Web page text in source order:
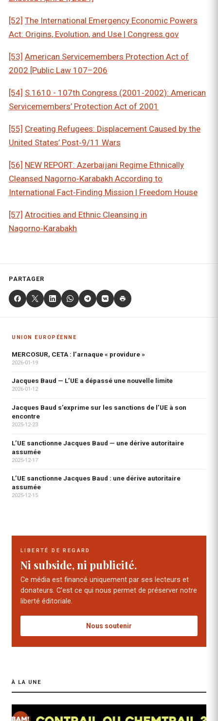
[52] The International Emergency Economic Powers
Act: Origins, Evolution, and Use | Congress.gov
[53] American Servicemembers Protection Act of
2002 [Public Law 107–206
[54] S.1610 - 107th Congress (2001‑2002): American
Servicemembers’ Protection Act of 2001
[55] Creating Refugees: Displacement Caused by the
United States’ Post‑9/11 Wars
[56] NEW REPORT: Azerbaijani Regime Ethnically
Cleansed Nagorno‑Karabakh According to
International Fact‑Finding Mission | Freedom House
[57] Atrocities and Ethnic Cleansing in
Nagorno‑Karabakh
PARTAGER
UNION EUROPÉENNE
MERCOSUR, CETA : l’arnaque « providure »
2026-01-19
Jacques Baud — L’UE a dépassé une nouvelle limite
2026-01-12
Jacques Baud s’exprime sur les sanctions de l’UE à son
encontre
2025-12-23
L’UE sanctionne Jacques Baud — une dérive autoritaire
assumée
2025-12-17
L’UE sanctionne Jacques Baud : une dérive autoritaire
assumée
2025-12-15
LIBERTÉ DE REGARD
Ni subside, ni publicité.
Ce média est financé uniquement par ses lecteurs et
donateurs. C'est ce qui nous permet de préserver notre
liberté éditoriale.
Nous soutenir
À LA UNE